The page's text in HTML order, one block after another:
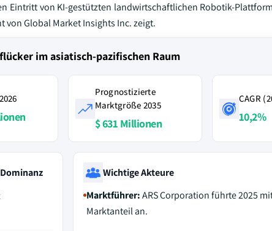
Eintritt von KI-gestützten landwirtschaftlichen Robotik-
von Global Market Insights Inc. zeigt.
im asiatisch-pazifischen Raum
Prognostizierte
Marktgröße 2035
$ 631 Millionen
CAGR
10,2%
Wichtige Akteure
Marktführer:ARS Corporation führte 2025
Marktanteil an.